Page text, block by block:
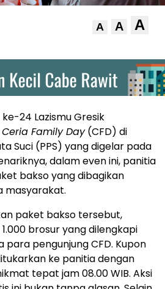
A A A
24 Lazismu Gresik
Ceria Family Day(CFD) di
Suci (PPS) yang digelar pada
dalam even ini, panitia
bakso yang dibagikan
masyarakat.
paket bakso tersebut,
brosur yang dilengkapi
para pengunjung CFD. Kupon
ke panitia dengan
tepat jam 08.00 WIB. Aksi